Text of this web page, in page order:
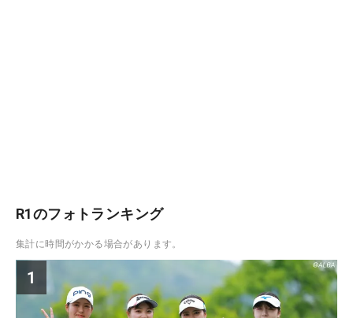
R1のフォトランキング
集計に時間がかかる場合があります。
1